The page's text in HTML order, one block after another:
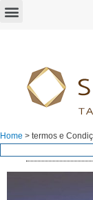
Home > termos e